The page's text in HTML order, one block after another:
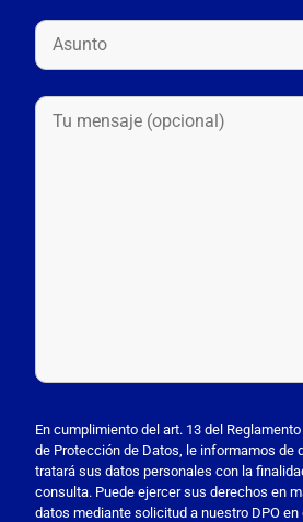
o
r
f
a
En cumplimiento del art. 13 del
de Protección de Datos, le informamos de
tratará sus datos personales con la
consulta. Puede ejercer sus derechos en
datos mediante solicitud a nuestro DPO en